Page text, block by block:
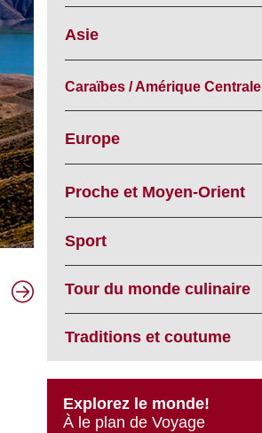
Asie
Caraïbes / Amérique Centrale
Europe
Proche et Moyen-Orient
Sport
Tour du monde culinaire
Traditions et coutume
Explorez le monde!
À le plan de Voyage